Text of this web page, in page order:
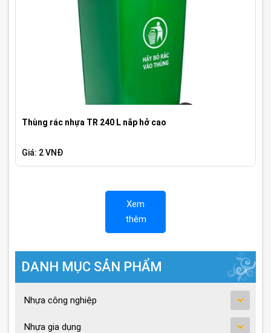
Thùng rác nhựa TR 240 L nắp hở cao
Giá: 2 VNĐ
Xem
thêm
DANH MỤC SẢN PHẨM
Nhựa công nghiệp
Nhựa gia dụng